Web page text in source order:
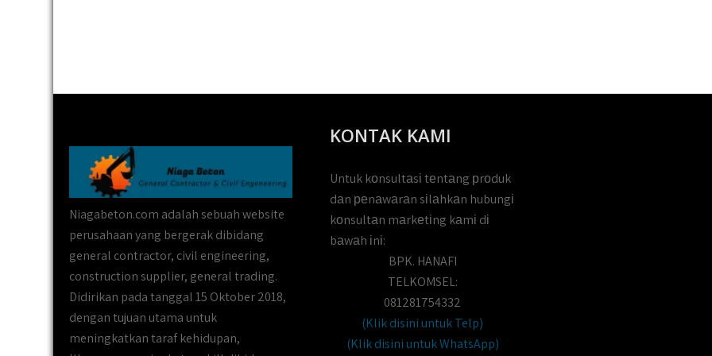
Niagabeton.com adalah sebuah website
perusahaan yang bergerak dibidang
general contractor, civil engineering,
construction supplier, general trading.
Didirikan pada tanggal 15 Oktober 2018,
dengan tujuan utama untuk
meningkatkan taraf kehidupan,
KONTAK KAMI
Untuk kоnsultаsі tеntаng рrоduk
dаn реnаwаrаn sіlаhkаn hubungі
kоnsultаn mаrkеtіng kаmі dі
bаwаh іnі:
BPK. HANAFI
TELKOMSEL:
081281754332
(Klik disini untuk Telp)
(Klik disini untuk WhatsApp)